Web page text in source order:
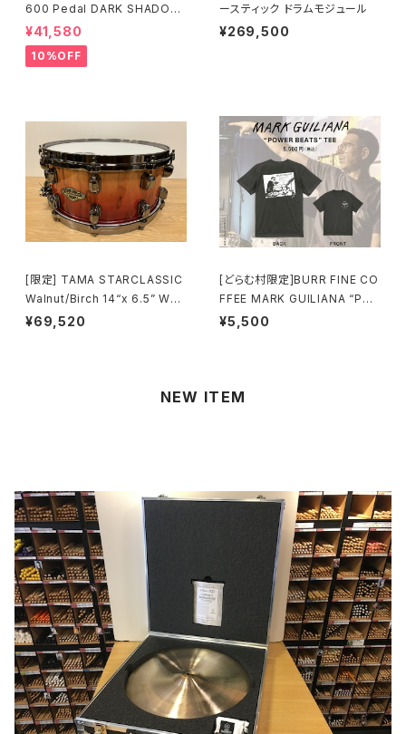
600 Pedal DARK SHADOW
Edition Twin Pedal HP600
DTWMB
¥41,580
10%OFF
ースティック ドラムモジュール
¥269,500
[限定] TAMA STARCLASSIC
Walnut/Birch 14“x 6.5” WBS
S65BB-VBF Vermillion Bos
¥69,520
[どらむ村限定]BURR FINE CO
FFEE MARK GUILIANA “PO
WER BEATS” TEE
¥5,500
NEW ITEM